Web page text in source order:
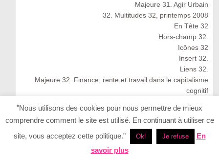
Majeure 31. Agir Urbain
32. Multitudes 32, printemps 2008
En Tête 32
Hors-champ 32.
Icônes 32
Insert 32.
Liens 32.
Majeure 32. Finance, rente et travail dans le capitalisme
cognitif
33. Multitudes 33, été 2008
33. Multitudes 33 : Summer 2008
En Tête 33
Icônes 33. Ernesto Neto
"Nous utilisons des cookies pour nous permettre de mieux
comprendre comment le site est utilisé. En continuant à utiliser ce
site, vous acceptez cette politique."
Ok! Je refuse
En
savoir plus